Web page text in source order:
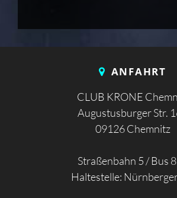
ANFAHRT
CLUB KRONE
Augustusburger Str.
09126 Chemnitz
Straßenbahn 5 / Bus
Haltestelle: